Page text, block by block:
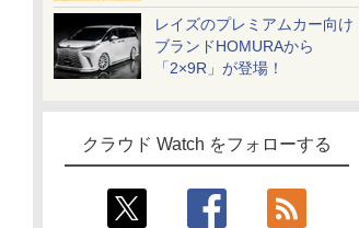
レイズのプレミアムカー向け
ブランドHOMURAから
「2×9R」が登場！
クラウド Watch をフォローする